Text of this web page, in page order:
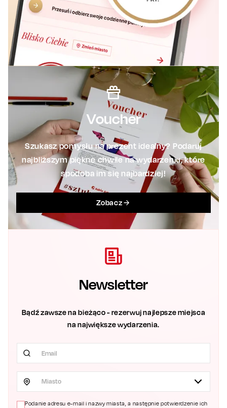
Voucher
Szukasz pomysłu na prezent idealny? Podaruj
najbliższym piękne chwile na wydarzeniu, które
spodoba im się najbardziej!
Zobacz
Newsletter
Bądź zawsze na bieżąco - rezerwuj najlepsze miejsca
na największe wydarzenia.
Miasto
Podanie adresu e-mail i nazwy miasta, a następnie potwierdzenie ich